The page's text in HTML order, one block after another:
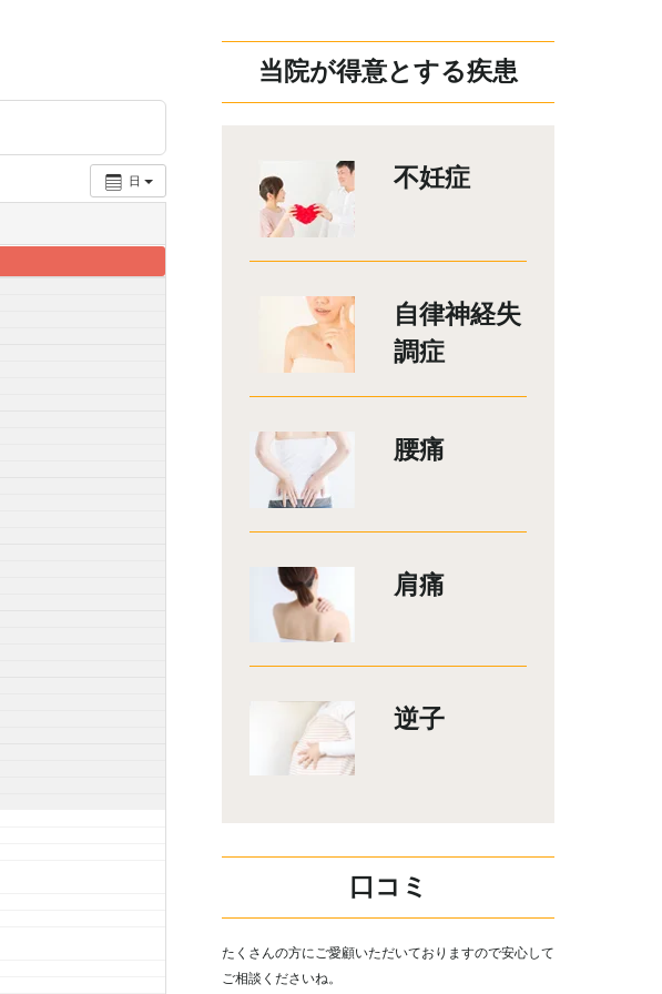
日
当院が得意とする疾患
不妊症
自律神経失
調症
腰痛
肩痛
逆子
口コミ
たくさんの方にご愛顧いただいておりますので安心して
ご相談くださいね。